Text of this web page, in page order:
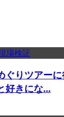
ぐりツアー
好きにな...